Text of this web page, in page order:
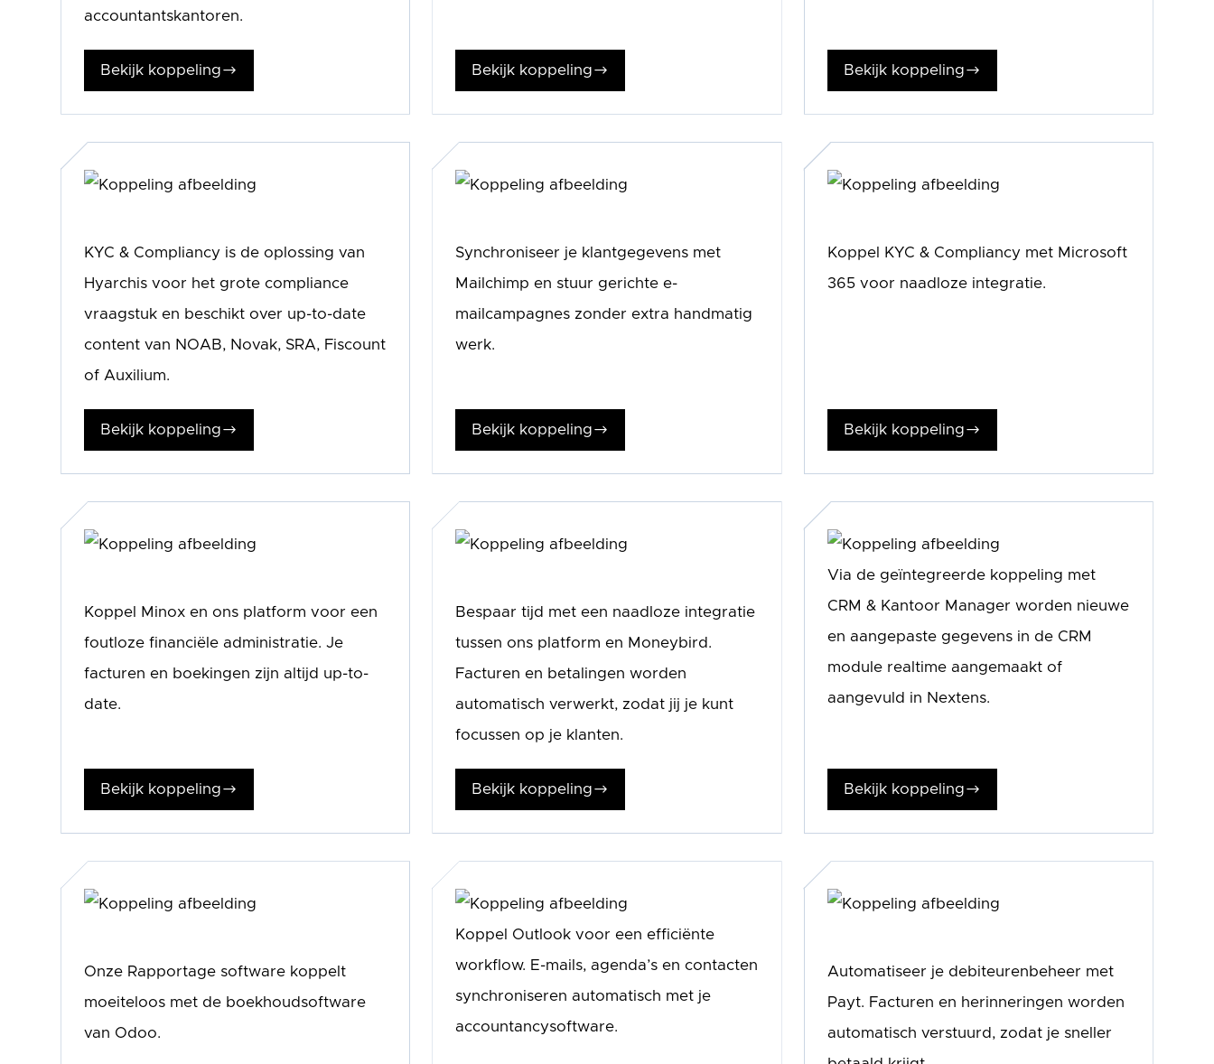
accountantskantoren.
Bekijk koppeling$ Bekijk koppeling$ Bekijk koppeling$
KYC & Compliancy is de oplossing van
Hyarchis voor het grote compliance
vraagstuk en beschikt over up-to-date
content van NOAB, Novak, SRA, Fiscount
of Auxilium.
Bekijk koppeling$
Synchroniseer je klantgegevens met
Mailchimp en stuur gerichte e-
mailcampagnes zonder extra handmatig
werk.
Bekijk koppeling$
Koppel KYC & Compliancy met Microsoft
365 voor naadloze integratie.
Bekijk koppeling$
Koppel Minox en ons platform voor een
foutloze financiële administratie. Je
facturen en boekingen zijn altijd up-to-
date.
Bekijk koppeling$
Bespaar tijd met een naadloze integratie
tussen ons platform en Moneybird.
Facturen en betalingen worden
automatisch verwerkt, zodat jij je kunt
focussen op je klanten.
Bekijk koppeling$
Via de geïntegreerde koppeling met
CRM & Kantoor Manager worden nieuwe
en aangepaste gegevens in de CRM
module realtime aangemaakt of
aangevuld in Nextens.
Bekijk koppeling$
Onze Rapportage software koppelt
moeiteloos met de boekhoudsoftware
van Odoo.
Koppel Outlook voor een efficiënte
workflow. E-mails, agenda’s en contacten
synchroniseren automatisch met je
accountancysoftware.
Automatiseer je debiteurenbeheer met
Payt. Facturen en herinneringen worden
automatisch verstuurd, zodat je sneller